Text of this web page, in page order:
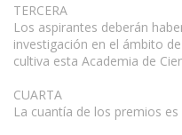
TERCERA
Los aspirantes deberán
investigación en el ámbito
cultiva esta Academia de
CUARTA
La cuantía de los premios es